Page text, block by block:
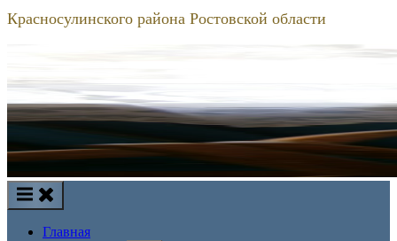
Красносулинского района Ростовской области
Главная